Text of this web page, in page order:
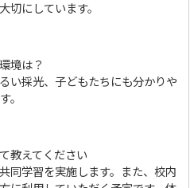
切にしています。
境は？
い採光、子どもたちにも分かりや
。
教えてください
同学習を実施します。また、校内